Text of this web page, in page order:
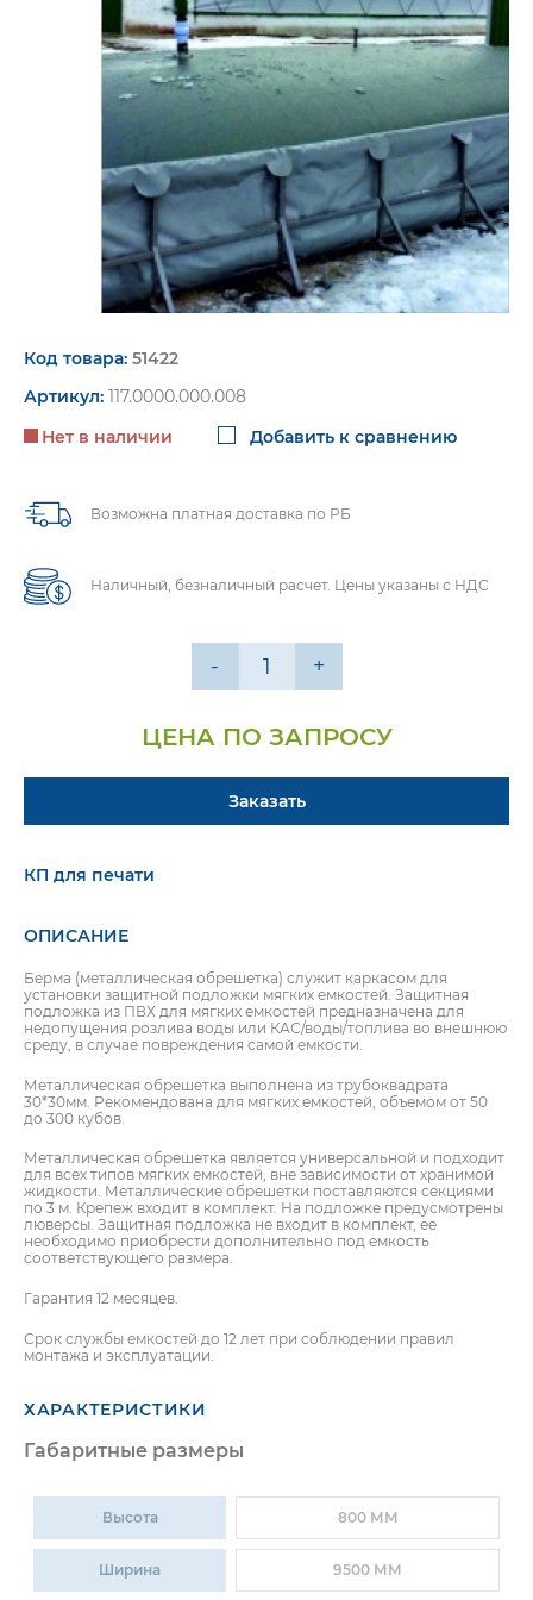
пт. 9:00-16:00
Код товара: 51422
Артикул: 117.0000.000.008
Нет в наличии
Добавить к сравнению
Возможна платная доставка по РБ
Наличный, безналичный расчет. Цены указаны с НДС
- +
ЦЕНА ПО ЗАПРОСУ
Заказать
КП для печати
ОПИСАНИЕ
Берма (металлическая обрешетка) служит каркасом для
установки защитной подложки мягких емкостей. Защитная
подложка из ПВХ для мягких емкостей предназначена для
недопущения розлива воды или КАС/воды/топлива во внешнюю
среду, в случае повреждения самой емкости.
Металлическая обрешетка выполнена из трубоквадрата
30*30мм. Рекомендована для мягких емкостей, объемом от 50
до 300 кубов.
Металлическая обрешетка является универсальной и подходит
для всех типов мягких емкостей, вне зависимости от хранимой
жидкости. Металлические обрешетки поставляются секциями
по 3 м. Крепеж входит в комплект. На подложке предусмотрены
люверсы. Защитная подложка не входит в комплект, ее
необходимо приобрести дополнительно под емкость
соответствующего размера.
Гарантия 12 месяцев.
Срок службы емкостей до 12 лет при соблюдении правил
монтажа и эксплуатации.
ХАРАКТЕРИСТИКИ
Габаритные размеры
Высота 800 ММ
Ширина 9500 ММ
УВАЖАЕМЫЙ КЛИЕНТ!
Для оформления заказа просим
info@eurotaler.by
Вашей организации, указав количество и
код запрашиваемого товара.
Продажа товара вРОЗНИЦУ
осуществляется на условиях
САМОВЫВОЗАсо склада ЗАО